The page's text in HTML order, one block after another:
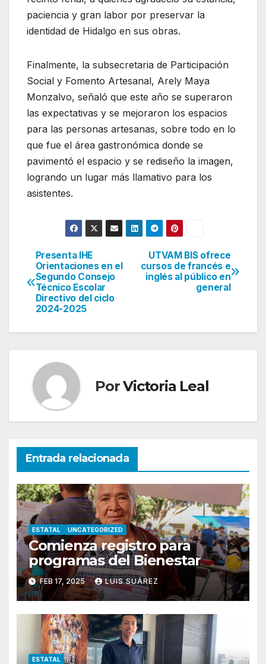
paciencia y gran labor por preservar la
identidad de Hidalgo en sus obras.
Finalmente, la subsecretaria de Participación
Social y Fomento Artesanal, Arely Maya
Monzalvo, señaló que este año se superaron
las expectativas y se mejoraron los espacios
para las personas artesanas, sobre todo en lo
que fue el área gastronómica donde se
pavimentó el espacio y se rediseño la imagen,
logrando un lugar más llamativo para los
asistentes.
Navegación
de
entradas
UTVAM BIS ofrece
cursos de francés e
inglés al público en
general
Presenta IHE
Orientaciones en el
Segundo Consejo
Técnico Escolar
Directivo del ciclo
2024-2025
PorVictoria Leal
Entrada relacionada
ESTATAL UNCATEGORIZED
Comienza registro para
programas del Bienestar
FEB 17, 2025 LUIS SUÁREZ
ESTATAL